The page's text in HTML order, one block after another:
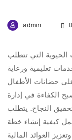
admin
الحيوية التي تتطلب
تعليمية ورعاية
حضانات الأطفال
الكفاءة في إدارة
النجاح. يتطلب
كيفية إنشاء خطة
العوائد المالية